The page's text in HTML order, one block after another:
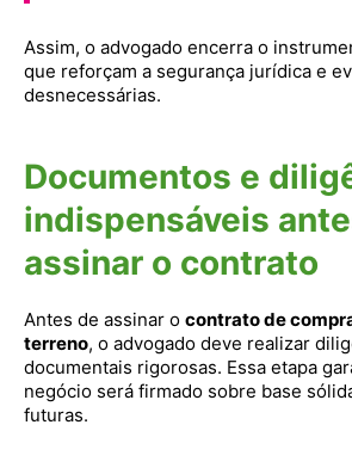
Assim, o advogado encerra o
que reforçam a segurança jurídica e
desnecessárias.
Documentos e
indispensáveis
assinar o contrato
Antes de assinar o contrato de
terreno, o advogado deve realizar
documentais rigorosas. Essa etapa
negócio será firmado sobre base
futuras.